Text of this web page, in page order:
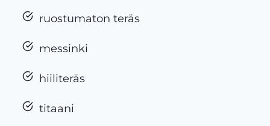
ruostumaton teräs
messinki
hiiliteräs
titaani